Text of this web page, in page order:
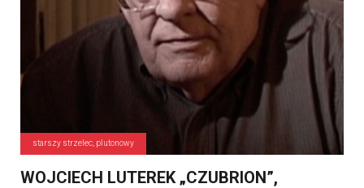
starszy strzelec, plutonowy
WOJCIECH LUTEREK „CZUBRION”,